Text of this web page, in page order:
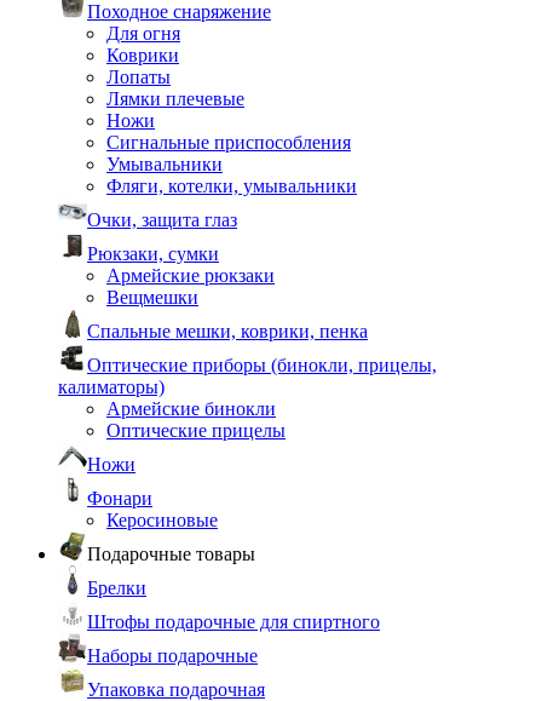
Походное снаряжение
Для огня
Коврики
Лопаты
Лямки плечевые
Ножи
Сигнальные приспособления
Умывальники
Фляги, котелки, умывальники
Очки, защита глаз
Рюкзаки, сумки
Армейские рюкзаки
Вещмешки
Спальные мешки, коврики, пенка
Оптические приборы (бинокли, прицелы,
калиматоры)
Армейские бинокли
Оптические прицелы
Ножи
Фонари
Керосиновые
Подарочные товары
Брелки
Штофы подарочные для спиртного
Наборы подарочные
Упаковка подарочная